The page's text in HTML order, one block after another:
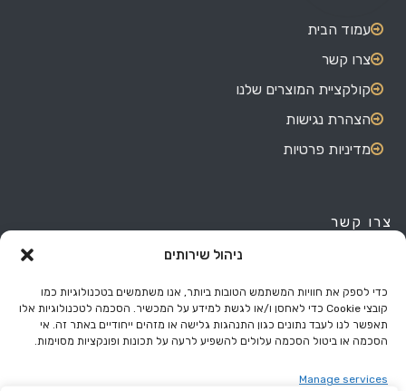
ניהול שירותים
כדי לספק את חוויות המשתמש הטובות ביותר, אנו משתמשים בטכנולוגיות כמו
קובצי Cookie כדי לאחסן ו/או לגשת למידע על המכשיר. הסכמה לטכנולוגיות אלו
תאפשר לנו לעבד נתונים כגון התנהגות גלישה או מזהים ייחודיים באתר זה. אי
הסכמה או ביטול הסכמה עלולים להשפיע לרעה על תכונות ופונקציות מסוימות.
Manage services
עמוד הבית
צרו קשר
קולקציית המוצרים שלנו
הצהרת נגישות
מדיניות פרטיות
צרו קשר
03-551-4180
050-577-5094
eli@miss.co.il
ראשון עד חמישי - 08:00 עד 17:00